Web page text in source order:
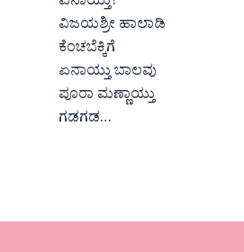
ವಿಜಯಶ್ರೀ ಹಾಲಾಡಿ
ಕೆಂಚಬೆಕ್ಕಿಗೆ
ಏನಾಯ್ತು ಬಾಲವು
ಪೂರಾ ಮಣ್ಣಾಯ್ತು
ಗಡಗಡ…